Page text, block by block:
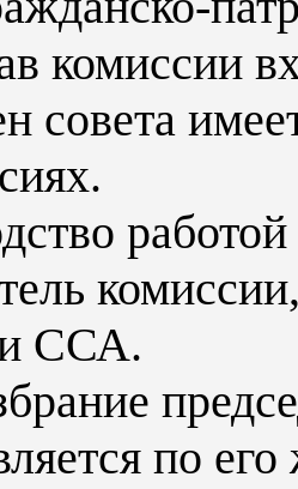
комиссии
совета
ССА.
по